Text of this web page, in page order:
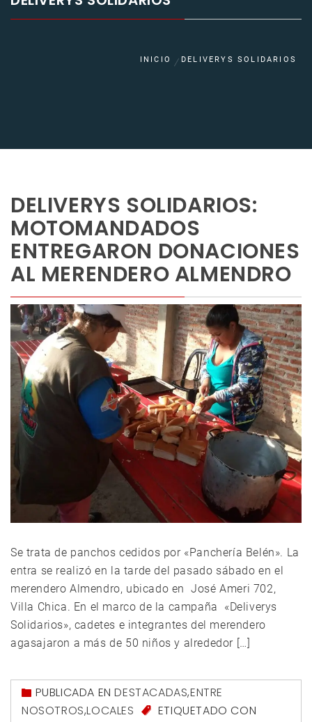
INICIO DELIVERYS SOLIDARIOS
DELIVERYS SOLIDARIOS:
MOTOMANDADOS
ENTREGARON DONACIONES
AL MERENDERO ALMENDRO
Se trata de panchos cedidos por «Panchería Belén». La
entra se realizó en la tarde del pasado sábado en el
merendero Almendro, ubicado en José Ameri 702,
Villa Chica. En el marco de la campaña «Deliverys
Solidarios», cadetes e integrantes del merendero
agasajaron a más de 50 niños y alrededor […]
PUBLICADA ENDESTACADAS,ENTRE
NOSOTROS,LOCALES
ETIQUETADO CON